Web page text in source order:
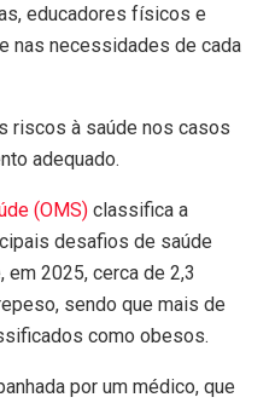
educadores físicos e
nas necessidades de cada
riscos à saúde nos casos
adequado.
(OMS) classifica a
desafios de saúde
2025, cerca de 2,3
sendo que mais de
como obesos.
por um médico, que